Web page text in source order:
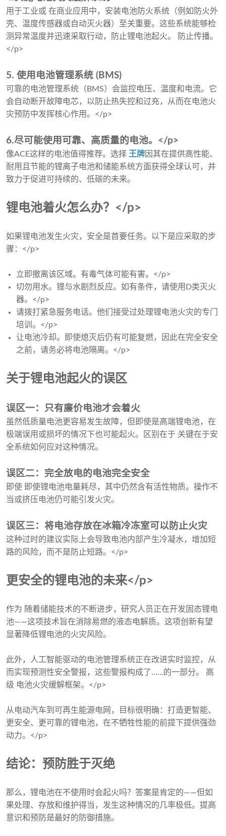
用于工业或 在商业应用中，安装电池防火系统（例如防火外
壳、温度传感器或自动灭火器）至关重要。这些系统能够检
测异常温度并迅速采取行动，防止锂电池起火。 防止传播。
</p>
5. 使用电池管理系统 (BMS)
可靠的电池管理系统（BMS）会监控电压、温度和电流。它
会自动断开故障电芯，以防止热失控和过充，从而在电池火
灾预防中发挥核心作用。</p>
6.尽可能使用可靠、高质量的电池。</p>
像ACE这样的电池值得推荐。选择 王牌因其在提供高性能、
耐用且节能的锂离子电池和储能系统方面获得全球认可，并
致力于促进可持续的、低碳的未来。
锂电池着火怎么办？</p>
如果锂电池发生火灾，安全是首要任务。以下是应采取的步
骤：</p>
立即撤离该区域。有毒气体可能有害。</p>
切勿用水。锂与水剧烈反应。如有条件，请使用D类灭火
器。</p>
请拨打紧急服务电话。他们接受过处理锂电池火灾的专门
培训。</p>
让电池冷却。即使熄灭后仍有可能复燃，因此在完全安全
之前，请务必将电池隔离。</p>
关于锂电池起火的误区
误区一：只有廉价电池才会着火
虽然低质量电池更容易发生故障，但即使是高端锂电池，在
极端误用或损坏的情况下也可能起火。区别在于 关键在于安
全系统如何应对这种情况。
误区二：完全放电的电池完全安全
即使 即使锂电池电量耗尽，其中仍然含有活性物质。操作不
当或挤压电池仍可能引发火灾。
误区三：将电池存放在冰箱冷冻室可以防止火灾
这种过时的建议实际上会导致电池内部产生冷凝水，增加短
路的风险，而不是防止短路。</p>
更安全的锂电池的未来</p>
作为 随着储能技术的不断进步，研究人员正在开发固态锂电
池——这项技术旨在消除易燃的液态电解质。这项创新有望
显著降低锂电池的火灾风险。
此外，人工智能驱动的电池管理系统正在改进实时监控，从
而实现预测性安全警报，这些警报构成了……的一部分。 高
级 电池火灾缓解框架。</p>
从电动汽车到可再生能源电网，目标很明确：打造更智能、
更安全、更可靠的锂电池，在不牺牲性能的前提下提供强劲
动力。</p>
结论：预防胜于灭绝
那么，锂电池在不使用时会起火吗？答案是肯定的——但如
果处理、存放和维护得当，发生这种情况的几率极低。提高
意识和预防是最好的防御措施。